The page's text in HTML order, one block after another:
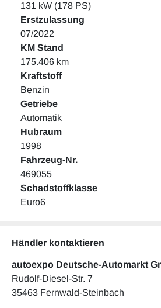
131 kW (178 PS)
Erstzulassung
07/2022
KM Stand
175.406 km
Kraftstoff
Benzin
Getriebe
Automatik
Hubraum
1998
Fahrzeug-Nr.
469055
Schadstoffklasse
Euro6
Händler kontaktieren
autoexpo Deutsche-Automarkt
Rudolf-Diesel-Str. 7
35463 Fernwald-Steinbach